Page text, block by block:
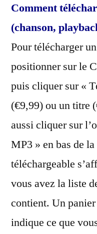
Comment
(chanson,
Pour télécharger
positionner sur le
puis cliquer sur «
(€9,99) ou un titre
aussi cliquer sur
MP3 » en bas de
téléchargeable
vous avez la liste
contient. Un
indique ce que